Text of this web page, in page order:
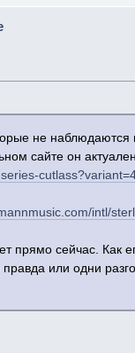
не
сайте он
intl/
прямо сейчас. Как
или одни